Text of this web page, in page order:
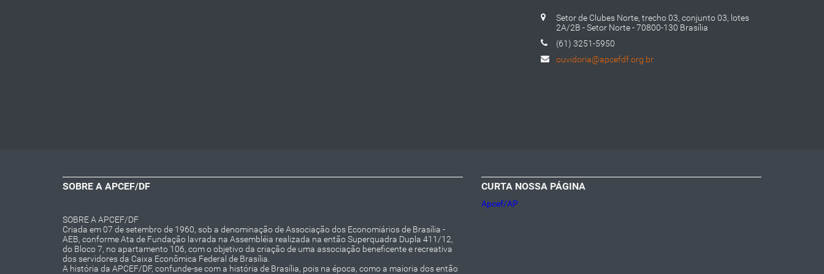
Setor de Clubes Norte, trecho 03, conjunto 03, lotes
2A/2B - Setor Norte - 70800-130 Brasília
(61) 3251-5950
ouvidoria@apcefdf.org.br
SOBRE A APCEF/DF
SOBRE A APCEF/DF
Criada em 07 de setembro de 1960, sob a denominação de Associação dos Economiários de Brasília -
AEB, conforme Ata de Fundação lavrada na Assembléia realizada na então Superquadra Dupla 411/12,
do Bloco 7, no apartamento 106, com o objetivo da criação de uma associação beneficente e recreativa
dos servidores da Caixa Econômica Federal de Brasília.
A história da APCEF/DF, confunde-se com a história de Brasília, pois na época, como a maioria dos então
CURTA NOSSA PÁGINA
Apcef/AP